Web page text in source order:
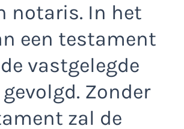
notaris. In het
een testament
vastgelegde
Zonder
zal de